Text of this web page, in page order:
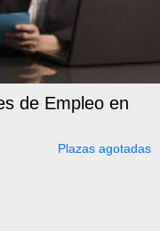
de Empleo en
Plazas agotadas